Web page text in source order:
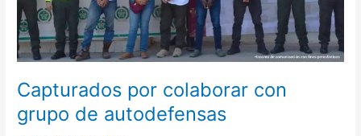
Capturados por colaborar con
grupo de autodefensas
de
autodefensas